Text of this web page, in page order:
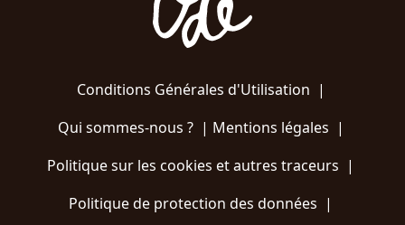
Conditions Générales d'Utilisation |
Qui sommes-nous ?| Mentions légales |
Politique sur les cookies et autres traceurs |
Politique de protection des données |